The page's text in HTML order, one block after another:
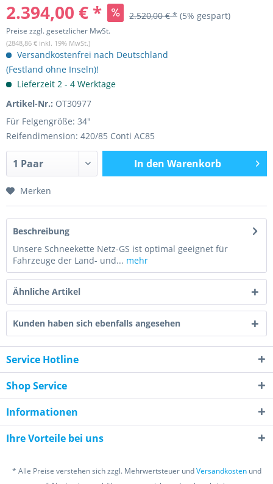
2.394,00 € * 2.520,00 € * (5% gespart)
Preise zzgl. gesetzlicher MwSt.
(2848,86 € inkl. 19% MwSt.)
Versandkostenfrei nach Deutschland
(Festland ohne Inseln)!
Lieferzeit 2 - 4 Werktage
Artikel-Nr.: OT30977
Für Felgengröße: 34"
Reifendimension: 420/85 Conti AC85
In den Warenkorb
Merken
Beschreibung
Unsere Schneekette Netz-GS ist optimal geeignet für
Fahrzeuge der Land- und... mehr
Ähnliche Artikel
Kunden haben sich ebenfalls angesehen
Service Hotline
Shop Service
Informationen
Ihre Vorteile bei uns
* Alle Preise verstehen sich zzgl. Mehrwertsteuer undVersandkostenund